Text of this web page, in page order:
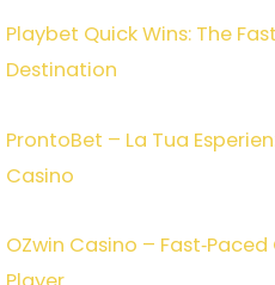
Playbet Quick Wins: The
Destination
ProntoBet – La Tua
Casino
OZwin Casino –